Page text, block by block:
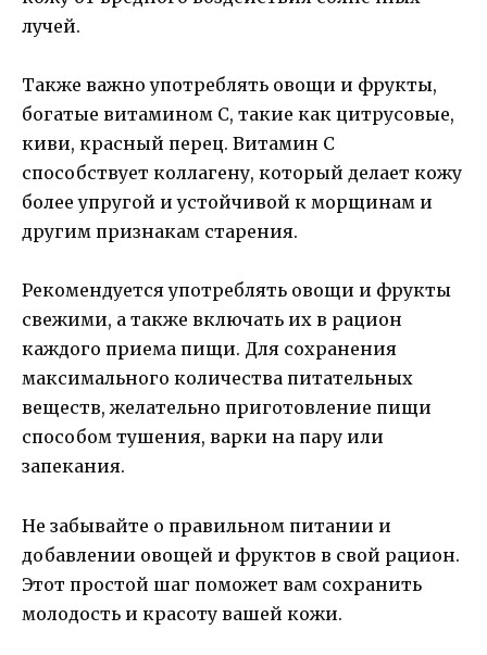
лучей.
Также важно употреблять овощи и фрукты,
богатые витамином С, такие как цитрусовые,
киви, красный перец. Витамин С
способствует коллагену, который делает кожу
более упругой и устойчивой к морщинам и
другим признакам старения.
Рекомендуется употреблять овощи и фрукты
свежими, а также включать их в рацион
каждого приема пищи. Для сохранения
максимального количества питательных
веществ, желательно приготовление пищи
способом тушения, варки на пару или
запекания.
Не забывайте о правильном питании и
добавлении овощей и фруктов в свой рацион.
Этот простой шаг поможет вам сохранить
молодость и красоту вашей кожи.